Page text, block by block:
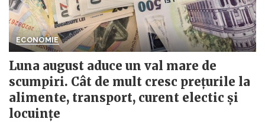
ECONOMIE
Luna august aduce un val mare de
scumpiri. Cât de mult cresc prețurile la
alimente, transport, curent electic și
locuințe